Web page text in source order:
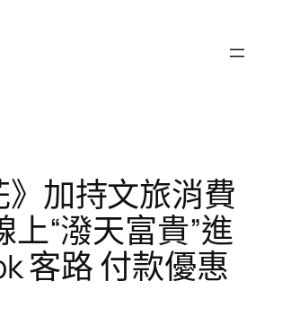
》加持文旅消費
上“潑天富貴”進
客路 付款優惠